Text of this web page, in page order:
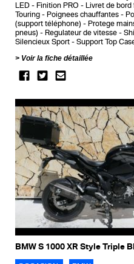
LED
Finition PRO Livret de bord
Touring
Poignees chauffantes
(support téléphone)
Protege
pneus)
Regulateur de vitesse
Silencieux Sport
Support Top
Voir la fiche détaillée
BMW S 1000 XR Style Triple